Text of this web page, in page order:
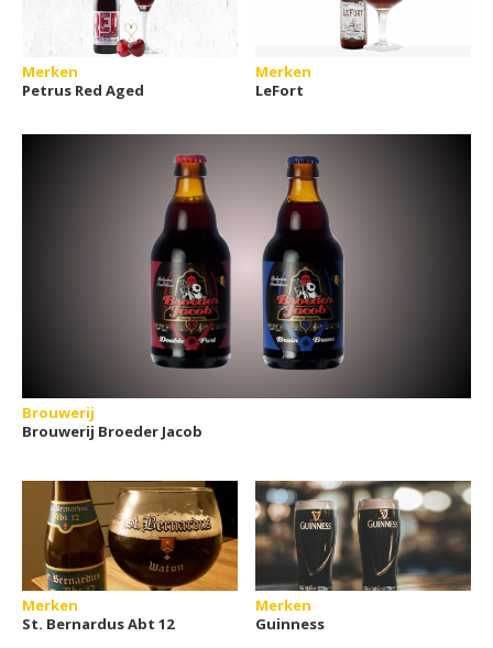
Merken
Petrus Red Aged
Merken
LeFort
Brouwerij
Brouwerij Broeder Jacob
Merken
St. Bernardus Abt 12
Merken
Guinness